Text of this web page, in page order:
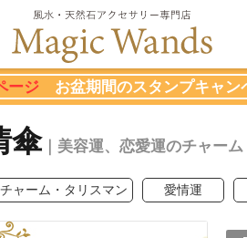
ージ お盆期間のスタンプキャン
傘 ｜美容運、恋愛運のチャーム
チャーム・タリスマン 愛情運